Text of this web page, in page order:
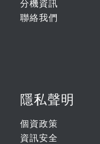
分機資訊
聯絡我們
隱私聲明
個資政策
資訊安全